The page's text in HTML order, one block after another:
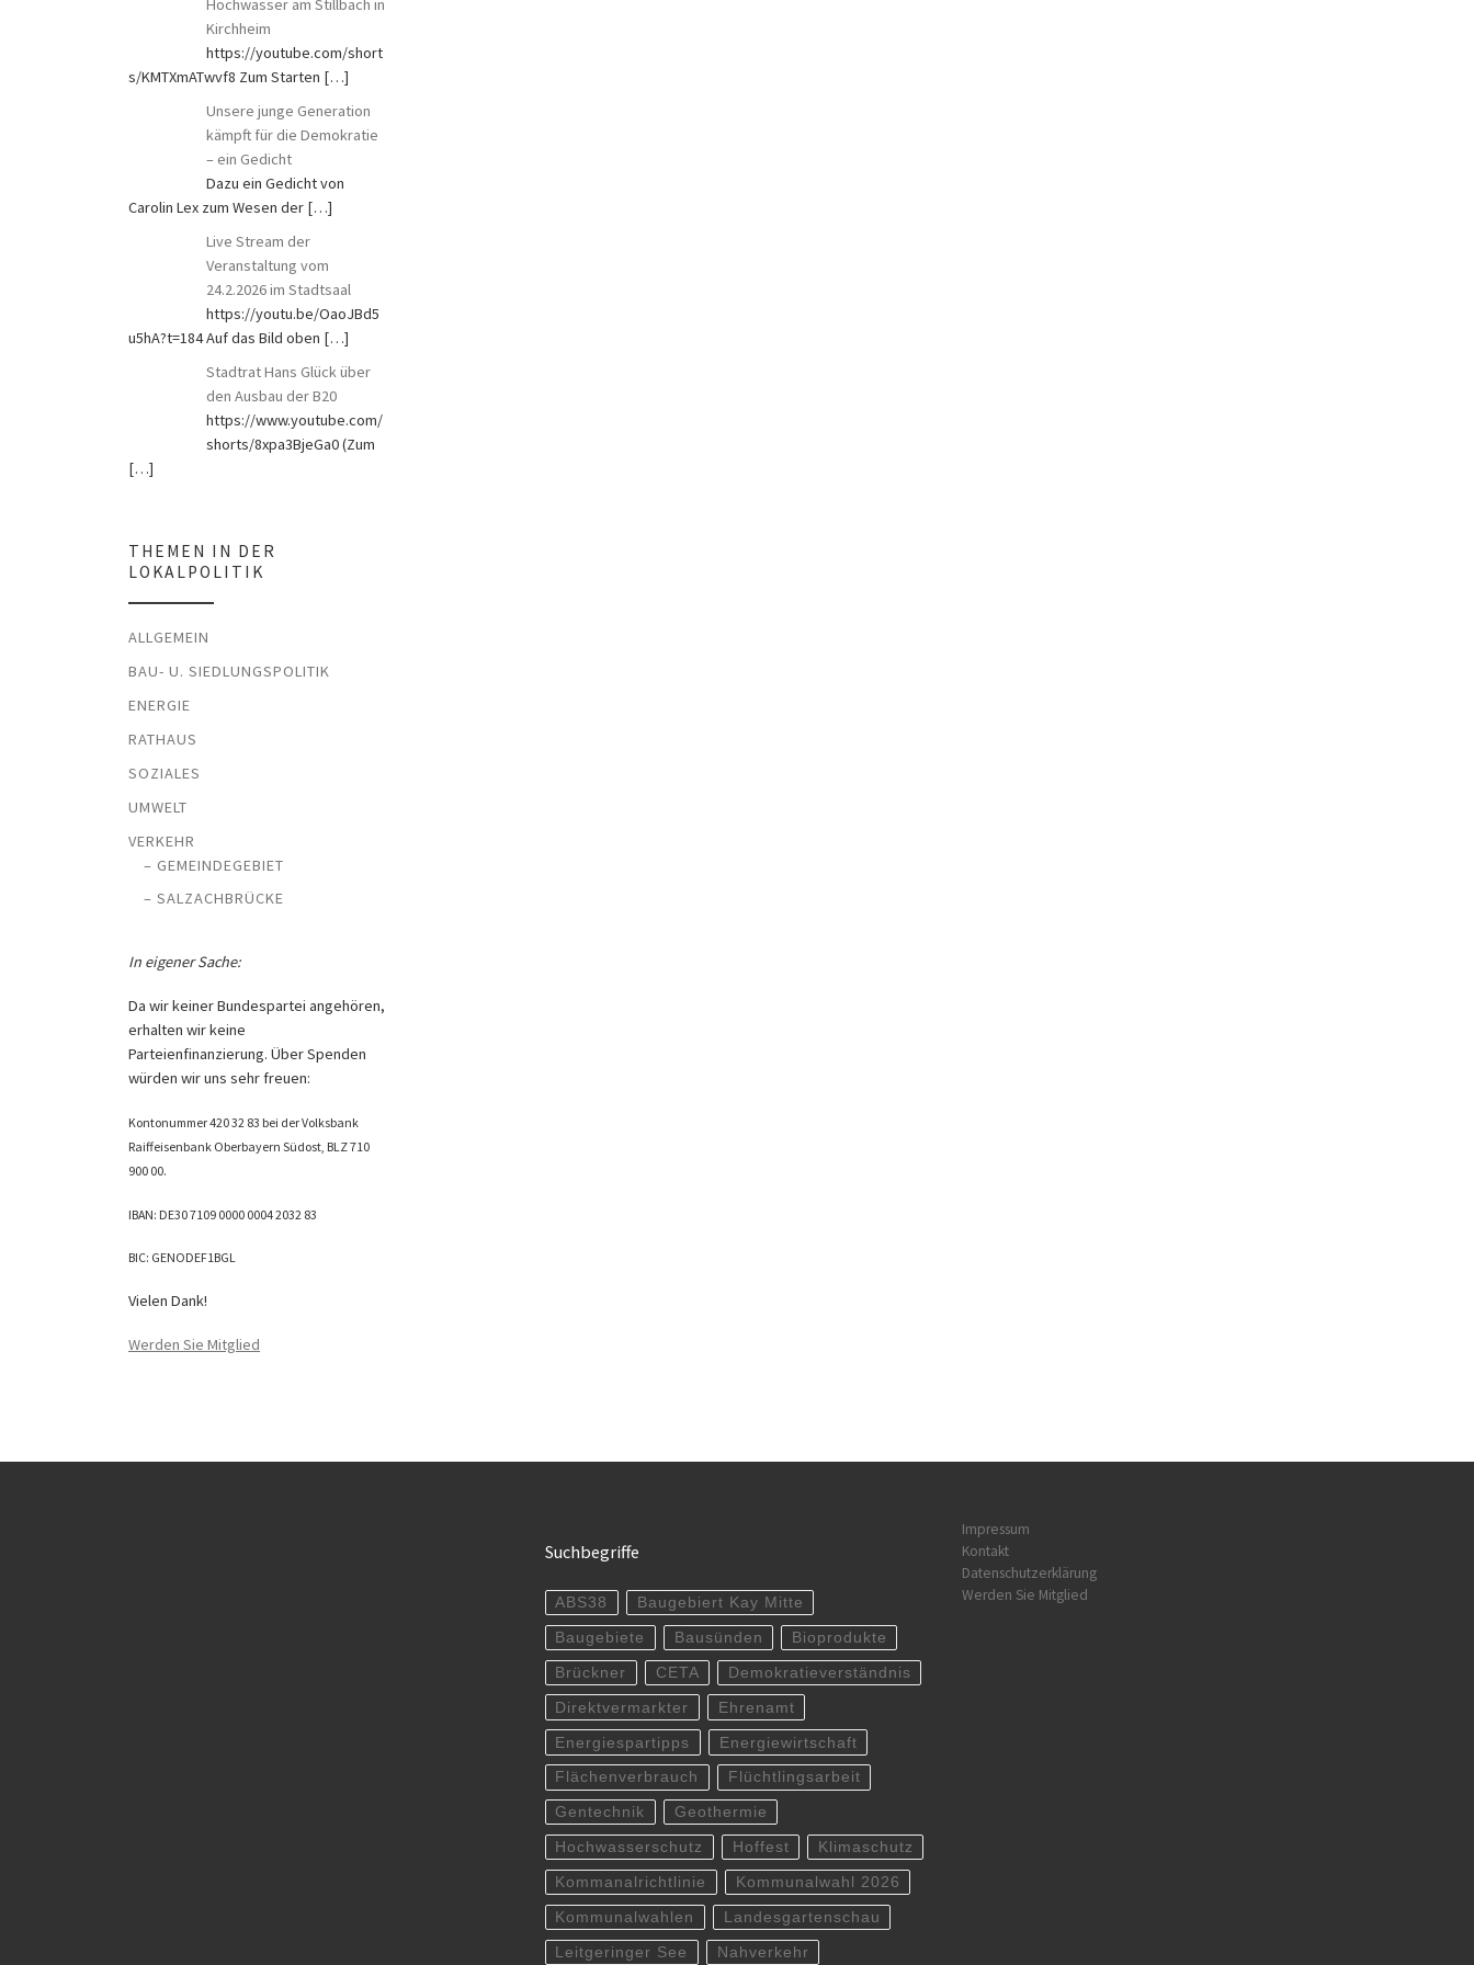
Hochwasser am Stillbach in
Kirchheim
https://youtube.com/short
s/KMTXmATwvf8 Zum Starten […]
Unsere junge Generation
kämpft für die Demokratie
– ein Gedicht
Dazu ein Gedicht von
Carolin Lex zum Wesen der […]
Live Stream der
Veranstaltung vom
24.2.2026 im Stadtsaal
https://youtu.be/OaoJBd5
u5hA?t=184 Auf das Bild oben […]
Stadtrat Hans Glück über
den Ausbau der B20
https://www.youtube.com/
shorts/8xpa3BjeGa0 (Zum
[…]
THEMEN IN DER
LOKALPOLITIK
ALLGEMEIN
BAU- U. SIEDLUNGSPOLITIK
ENERGIE
RATHAUS
SOZIALES
UMWELT
VERKEHR
– GEMEINDEGEBIET
– SALZACHBRÜCKE
In eigener Sache:
Da wir keiner Bundespartei angehören,
erhalten wir keine
Parteienfinanzierung. Über Spenden
würden wir uns sehr freuen:
Kontonummer 420 32 83 bei der Volksbank
Raiffeisenbank Oberbayern Südost, BLZ 710
900 00.
IBAN: DE30 7109 0000 0004 2032 83
BIC: GENODEF1BGL
Vielen Dank!
Werden Sie Mitglied
Suchbegriffe
ABS38 Baugebiert Kay Mitte
Baugebiete Bausünden Bioprodukte
Brückner CETA Demokratieverständnis
Direktvermarkter Ehrenamt
Energiespartipps Energiewirtschaft
Flächenverbrauch Flüchtlingsarbeit
Gentechnik Geothermie
Hochwasserschutz Hoffest Klimaschutz
Kommanalrichtlinie Kommunalwahl 2026
Kommunalwahlen Landesgartenschau
Leitgeringer See Nahverkehr
Impressum
Kontakt
Datenschutzerklärung
Werden Sie Mitglied